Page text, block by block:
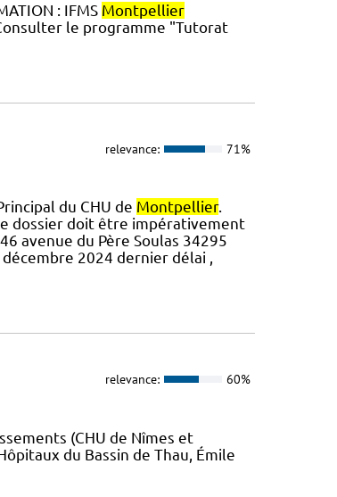
: IFMS Montpellier
le programme "Tutorat
relevance: 71%
du CHU de Montpellier.
dossier doit être impérativement
avenue du Père Soulas 34295
2024 dernier délai ,
relevance: 60%
(CHU de Nîmes et
du Bassin de Thau, Émile